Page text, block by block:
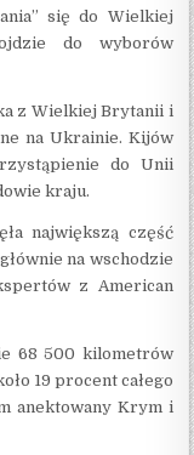
się do Wielkiej
do wyborów
z Wielkiej Brytanii i
na Ukrainie. Kijów
do Unii
kraju.
największą część
na wschodzie
z American
68 500 kilometrów
19 procent całego
anektowany Krym i